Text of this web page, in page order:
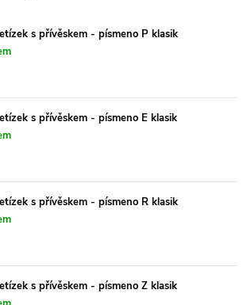
s přívěskem - písmeno P klasik
s přívěskem - písmeno E klasik
s přívěskem - písmeno R klasik
s přívěskem - písmeno Z klasik